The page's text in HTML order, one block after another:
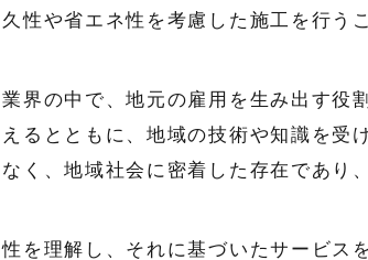
性や省エネ性を考慮した施工を行う
界の中で、地元の雇用を生み出す役
るとともに、地域の技術や知識を受
く、地域社会に密着した存在であり
を理解し、それに基づいたサービス